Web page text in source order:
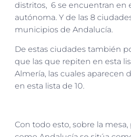
distritos, 6 se encuentran en
autónoma. Y de las 8
municipios de Andalucía.
De estas ciudades también
que las que repiten en esta
Almería, las cuales aparecen
en esta lista de 10.
Con todo esto, sobre la